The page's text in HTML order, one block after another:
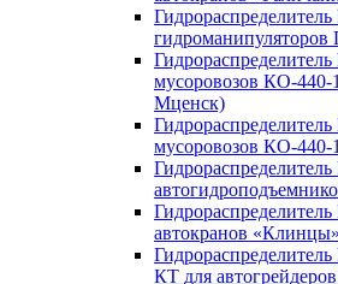
мусоровозов КО-
Мценск)
мусоровозов КО-
автокранов «Клинцы»
КТ для